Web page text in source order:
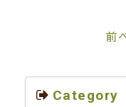
前
Category